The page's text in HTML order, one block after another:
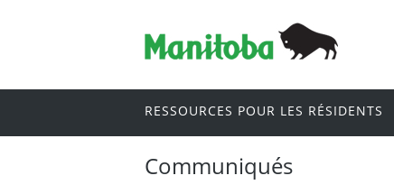
RESSOURCES POUR LES RÉSIDENTS
Communiqués